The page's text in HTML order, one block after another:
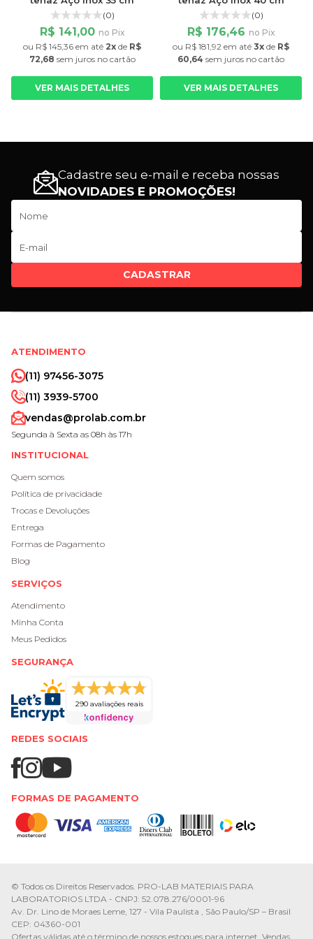
(0)
R$ 141,00 no Pix
ou R$ 145,36 em até 2x de R$
72,68 sem jurosno cartão
VER MAIS DETALHES
(0)
R$ 176,46 no Pix
ou R$ 181,92 em até 3x de R$
60,64 sem juros no cartão
VER MAIS DETALHES
Cadastre seu e-mail e receba nossas
NOVIDADES E PROMOÇÕES!
CADASTRAR
ATENDIMENTO
(11) 97456-3075
(11) 3939-5700
vendas@prolab.com.br
Segunda à Sexta as 08h às 17h
INSTITUCIONAL
Quem somos
Política de privacidade
Trocas e Devoluções
Entrega
Formas de Pagamento
Blog
SERVIÇOS
Atendimento
Minha Conta
Meus Pedidos
SEGURANÇA
290 avaliações reais
REDES SOCIAIS
FORMAS DE PAGAMENTO
© Todos os Direitos Reservados. PRO-LAB MATERIAIS PARA
LABORATORIOS LTDA - CNPJ: 52.078.276/0001-96
Av. Dr. Lino de Moraes Leme, 127 - Vila Paulista , São Paulo/SP – Brasil
CEP: 04360-001
Ofertas válidas até o término de nossos estoques para internet. Vendas